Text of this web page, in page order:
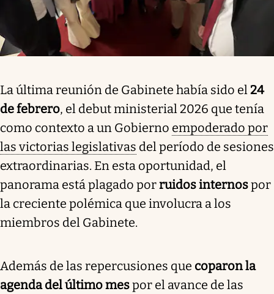
La última reunión de Gabinete había sido el24
de febrero, el debut ministerial 2026 que tenía
como contexto a un Gobierno empoderado por
las victorias legislativas del período de sesiones
extraordinarias. En esta oportunidad, el
panorama está plagado porruidos internospor
la creciente polémica que involucra a los
miembros del Gabinete.
Además de las repercusiones que coparon la
agenda del último mespor el avance de las